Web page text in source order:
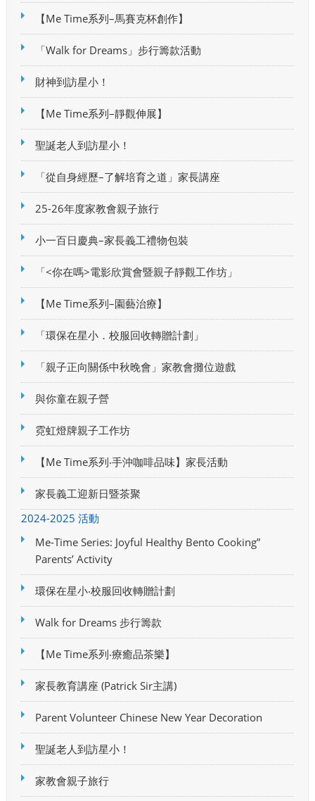
【Me Time系列–馬賽克杯創作】
「Walk for Dreams」步行籌款活動
財神到訪星小！
【Me Time系列–靜觀伸展】
聖誕老人到訪星小！
「從自身經歷–了解培育之道」家長講座
25-26年度家教會親子旅行
小一百日慶典–家長義工禮物包裝
「<你在嗎>電影欣賞會暨親子靜觀工作坊」
【Me Time系列–園藝治療】
「環保在星小．校服回收轉贈計劃」
「親子正向關係中秋晚會」家教會攤位遊戲
與你童在親子營
霓虹燈牌親子工作坊
【Me Time系列‧手沖咖啡品味】家長活動
家長義工迎新日暨茶聚
2024-2025 活動
Me-Time Series: Joyful Healthy Bento Cooking”
Parents’ Activity
環保在星小‧校服回收轉贈計劃
Walk for Dreams 步行籌款
【Me Time系列‧療癒品茶樂】
家長教育講座 (Patrick Sir主講)
Parent Volunteer Chinese New Year Decoration
聖誕老人到訪星小！
家教會親子旅行